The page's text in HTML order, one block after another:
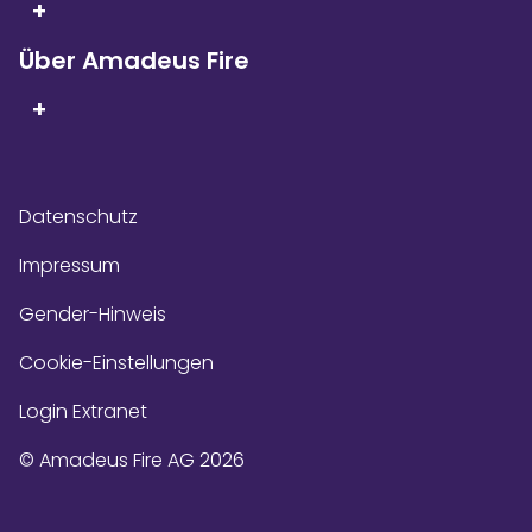
+
Über Amadeus Fire
+
© Amadeus Fire AG 2026
Datenschutz
Impressum
Gender-Hinweis
Cookie-Einstellungen
Login Extranet